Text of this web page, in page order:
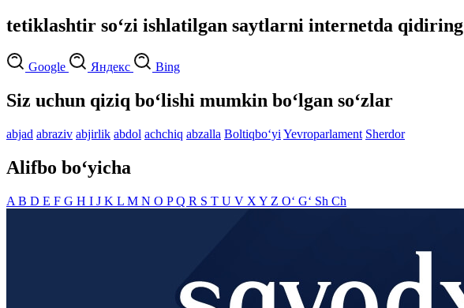
tetiklashtir so‘zi ishlatilgan saytlarni internetda qidiring
Google Яндекс Bing
Siz uchun qiziq bo‘lishi mumkin bo‘lgan so‘zlar
abjad abraziv abjirlik abdol achchiq abzalla Boltiqbo‘yi Yevroparlament Sherdor
Alifbo bo‘yicha
A B D E F G H I J K L M N O PQ R S T U V X Y Z O‘ G‘ Sh Ch